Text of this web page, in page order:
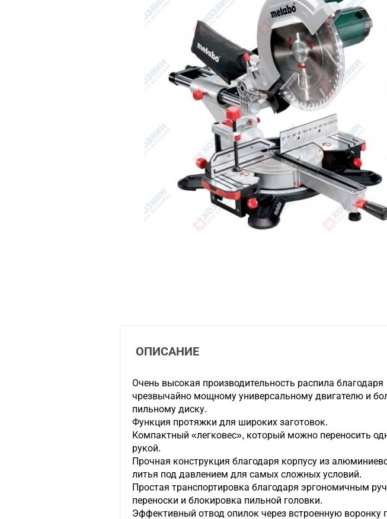
ОПИСАНИЕ
Очень высокая производительность распила благодаря
чрезвычайно мощному универсальному двигателю и
пильному диску.
Функция протяжки для широких заготовок.
Компактный «легковес», который можно переносить
рукой.
Прочная конструкция благодаря корпусу из
литья под давлением для самых сложных условий.
Простая транспортировка благодаря эргономичным
переноски и блокировка пильной головки.
Эффективный отвод опилок через встроенную воронку